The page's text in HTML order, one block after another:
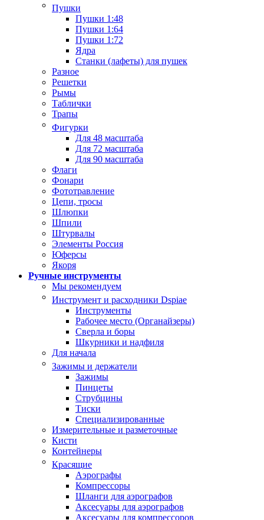
Пушки
Пушки 1:48
Пушки 1:64
Пушки 1:72
Ядра
Станки (лафеты) для пушек
Разное
Решетки
Рымы
Таблички
Трапы
Фигурки
Для 48 масштаба
Для 72 масштаба
Для 90 масштаба
Флаги
Фонари
Фототравление
Цепи, тросы
Шлюпки
Шпили
Штурвалы
Элементы Россия
Юферсы
Якоря
Ручные инструменты
Мы рекомендуем
Инструмент и расходники Dspiae
Инструменты
Рабочее место (Органайзеры)
Сверла и боры
Шкурники и надфиля
Для начала
Зажимы и держатели
Зажимы
Пинцеты
Струбцины
Тиски
Специализированные
Измерительные и разметочные
Кисти
Контейнеры
Красящие
Аэрографы
Компрессоры
Шланги для аэрографов
Аксесуары для аэрографов
Аксесуары для компрессоров